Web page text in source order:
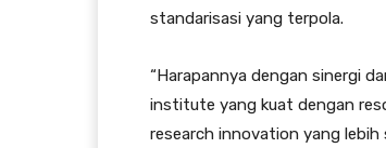
standarisasi yang terpola.
“Harapannya dengan sinergi
institute yang kuat dengan
research innovation yang lebih